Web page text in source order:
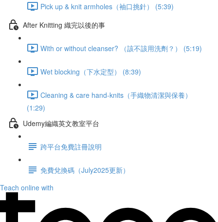
Pick up & knit armholes（袖口挑針） (5:39)
After Knitting 織完以後的事
With or without cleanser? （該不該用洗劑？） (5:19)
Wet blocking（下水定型） (8:39)
Cleaning & care hand-knits（手織物清潔與保養）
(1:29)
Udemy編織英文教室平台
跨平台免費註冊說明
免費兌換碼（July2025更新）
Teach online with